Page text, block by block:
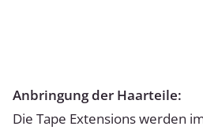
Anbringung der Haarteile:
Die Tape Extensions werden